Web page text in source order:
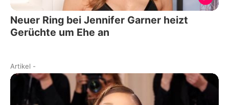
Neuer Ring bei Jennifer Garner heizt
Gerüchte um Ehe an
Artikel -